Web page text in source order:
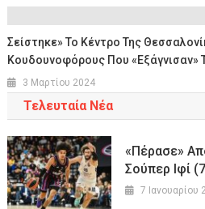
Σείστηκε» Το Κέντρο Της
Κουδουνοφόρους Που «εξάγνισαν»
3 Μαρτίου 2024
Τελευταία Νέα
«Πέρασε»
Σούπερ Ιφί
7 Ιανουαρίου